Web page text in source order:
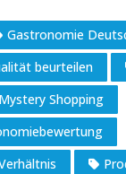
Gastronomie
beurteilen
Mystery Shopping